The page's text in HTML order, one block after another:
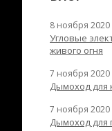
8 ноября 2020
Угловые
живого огня
7 ноября 2020
Дымоход для
7 ноября 2020
Дымоход для